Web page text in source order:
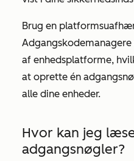
Brug en
af enhedsplatforme,
at oprette én
alle dine enheder.
Hvor kan jeg
adgangsnøgler?